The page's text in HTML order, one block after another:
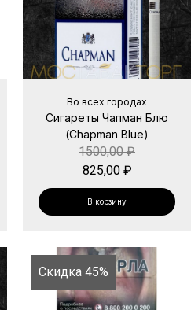
Во всех городах
Сигареты Чапман Блю
(Chapman Blue)
1500,00₽
825,00 ₽
В корзину
Скидка 45%